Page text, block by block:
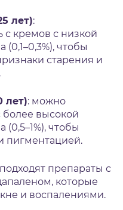
лет):
с кремов с низкой
чтобы
старения и
лет): можно
более высокой
чтобы
пигментацией.
препараты с
которые
и воспалениями.